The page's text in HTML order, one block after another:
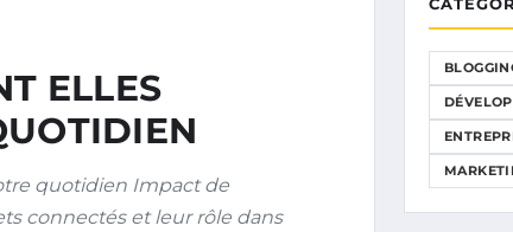
ELLES
quotidien Impact de
connectés et leur rôle dans